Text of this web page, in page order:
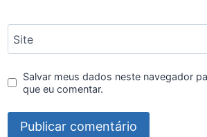
Site
Salvar meus dados neste navegador
que eu comentar.